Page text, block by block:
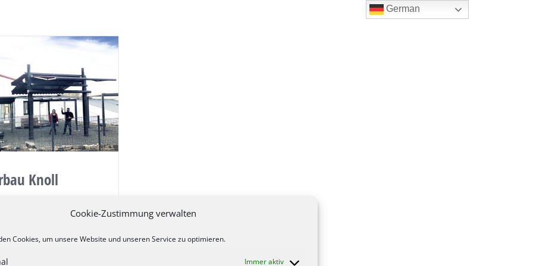
Cookie-Zustimmung verwalten
Cookies, um unsere Website und unseren Service zu optimieren.
Immer aktiv
Knoll
fest: ich will auch mal
German